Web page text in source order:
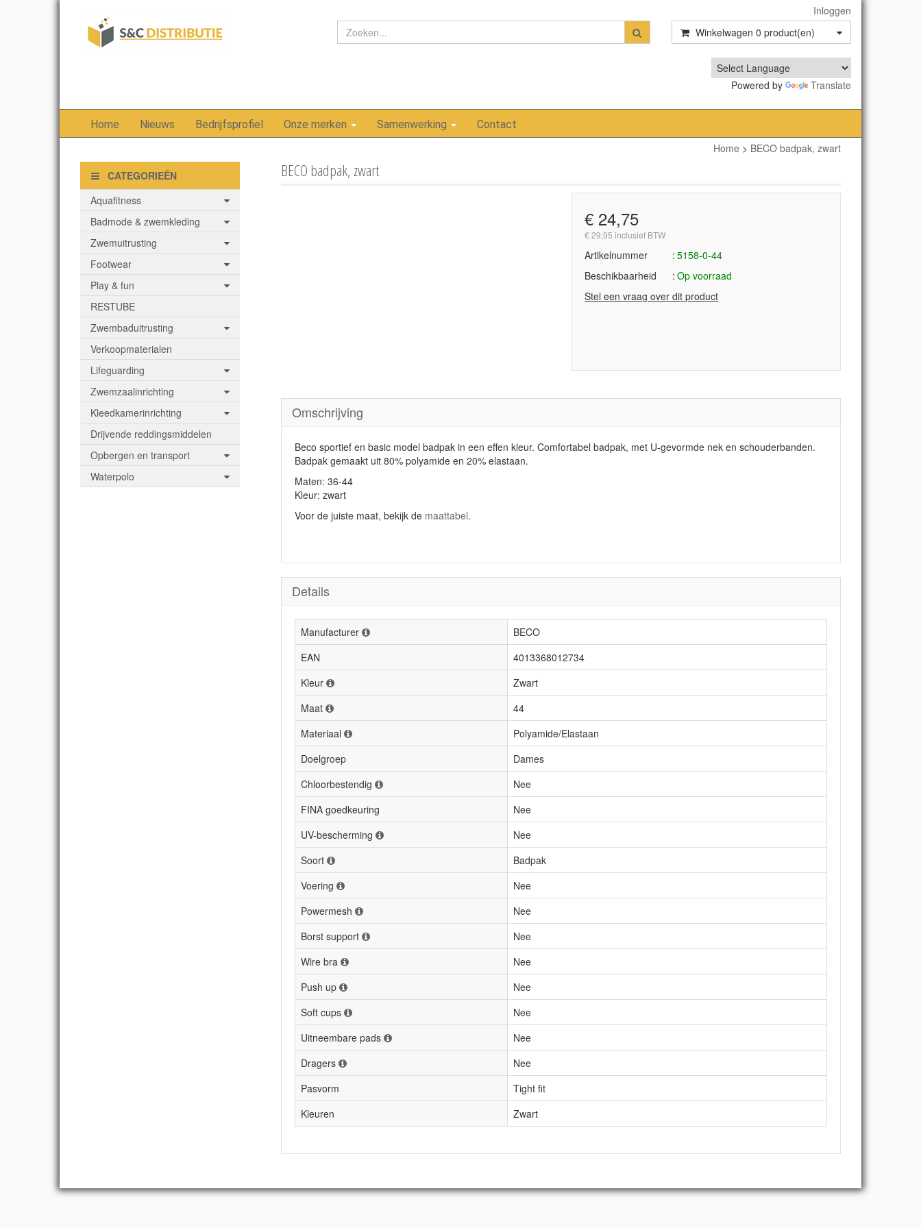
Inloggen
Winkelwagen 0 product(en)
Powered by Translate
Home Nieuws Bedrijfsprofiel Onze merken Samenwerking Contact
Home > BECO badpak, zwart
CATEGORIEËN
Aquafitness
Badmode & zwemkleding
Zwemuitrusting
Footwear
Play & fun
RESTUBE
Zwembaduitrusting
Verkoopmaterialen
Lifeguarding
Zwemzaalinrichting
Kleedkamerinrichting
Drijvende reddingsmiddelen
Opbergen en transport
Waterpolo
BECO badpak, zwart
€ 24,75
€ 29,95 inclusief BTW
Artikelnummer
5158-0-44
Beschikbaarheid
Op voorraad
Stel een vraag over dit product
Omschrijving
Beco sportief en basic model badpak in een effen kleur. Comfortabel badpak, met U-gevormde nek en schouderbanden.
Badpak gemaakt uit 80% polyamide en 20% elastaan.
Maten: 36-44
Kleur: zwart
Voor de juiste maat, bekijk de maattabel.
Details
Manufacturer
BECO
EAN
4013368012734
Kleur
Zwart
Maat
44
Materiaal
Polyamide/Elastaan
Doelgroep
Dames
Chloorbestendig
Nee
FINA goedkeuring
Nee
UV-bescherming
Nee
Soort
Badpak
Voering
Nee
Powermesh
Nee
Borst support
Nee
Wire bra
Nee
Push up
Nee
Soft cups
Nee
Uitneembare pads
Nee
Dragers
Nee
Pasvorm
Tight fit
Kleuren
Zwart